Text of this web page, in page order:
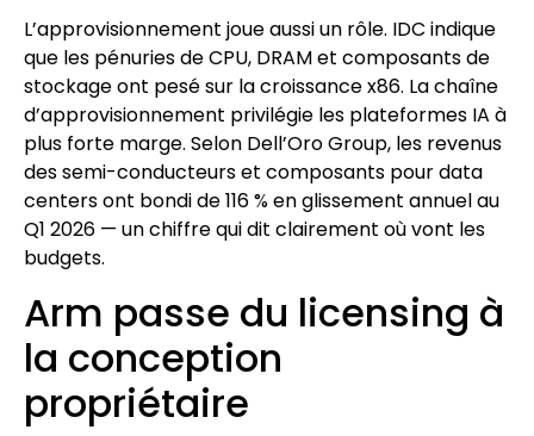
L’approvisionnement joue aussi un rôle. IDC indique
que les pénuries de CPU, DRAM et composants de
stockage ont pesé sur la croissance x86. La chaîne
d’approvisionnement privilégie les plateformes IA à
plus forte marge. Selon Dell’Oro Group, les revenus
des semi-conducteurs et composants pour data
centers ont bondi de 116 % en glissement annuel au
Q1 2026 — un chiffre qui dit clairement où vont les
budgets.
Arm passe du licensing à
la conception
propriétaire